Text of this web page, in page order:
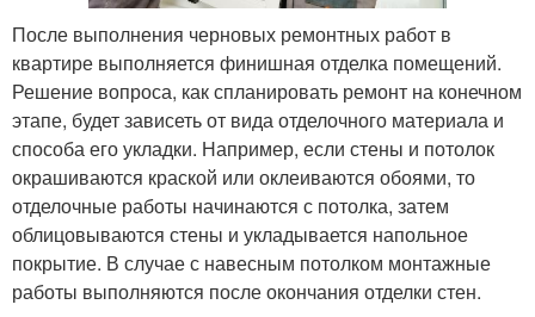
После выполнения черновых ремонтных работ в
квартире выполняется финишная отделка помещений.
Решение вопроса, как спланировать ремонт на конечном
этапе, будет зависеть от вида отделочного материала и
способа его укладки. Например, если стены и потолок
окрашиваются краской или оклеиваются обоями, то
отделочные работы начинаются с потолка, затем
облицовываются стены и укладывается напольное
покрытие. В случае с навесным потолком монтажные
работы выполняются после окончания отделки стен.